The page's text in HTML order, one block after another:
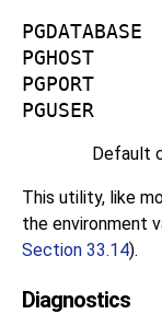
PGDATABASE
PGHOST
PGPORT
PGUSER
Default
This utility, like
the environment
Section 33.14).
Diagnostics